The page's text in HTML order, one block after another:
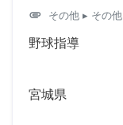
attachment その他 ▸ その他
野球指導
宮城県